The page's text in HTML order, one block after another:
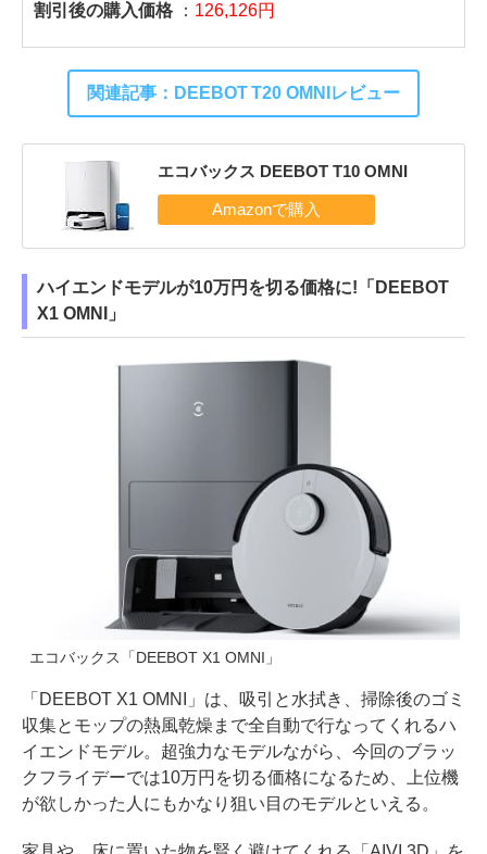
割引後の購入価格
： 126,126円
関連記事：DEEBOT T20 OMNIレビュー
エコバックス DEEBOT T10 OMNI
ハイエンドモデルが10万円を切る価格に!「DEEBOT
X1 OMNI」
エコバックス「DEEBOT X1 OMNI」
「DEEBOT X1 OMNI」は、吸引と水拭き、掃除後のゴミ
収集とモップの熱風乾燥まで全自動で行なってくれるハ
イエンドモデル。超強力なモデルながら、今回のブラッ
クフライデーでは10万円を切る価格になるため、上位機
が欲しかった人にもかなり狙い目のモデルといえる。